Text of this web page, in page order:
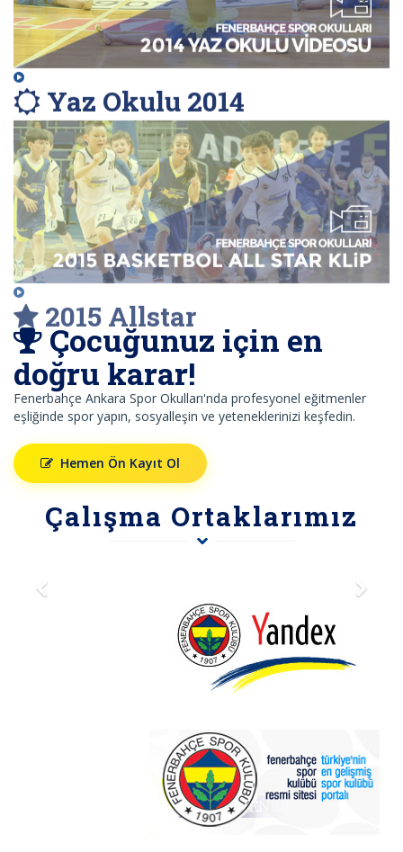
Yaz Okulu 2014
2015 Allstar
Çocuğunuz için en
doğru karar!
Fenerbahçe Ankara Spor Okulları'nda profesyonel eğitmenler
eşliğinde spor yapın, sosyalleşin ve yeteneklerinizi keşfedin.
Hemen Ön Kayıt Ol
Çalışma Ortaklarımız